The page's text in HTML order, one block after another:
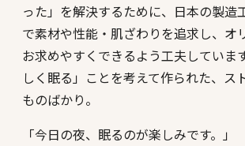
った」を解決するために、日本の製造
で素材や性能・肌ざわりを追求し、オ
お求めやすくできるよう工夫していま
しく眠る」ことを考えて作られた、ス
ものばかり。
「今日の夜、眠るのが楽しみです。」